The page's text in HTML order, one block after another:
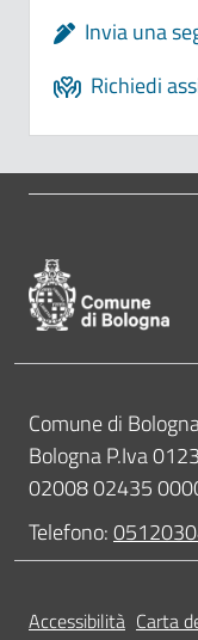
Invia una
Richiedi
Contatti
Comune di
Bologna P.Iva
02008 02435
Telefono:
Accessibilità Carta